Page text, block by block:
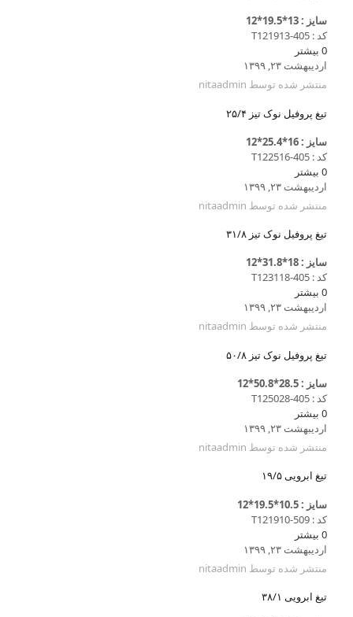
سایز : 13*19.5*12
کد : T121913-405
0 بیشتر
اردیبهشت ۲۳, ۱۳۹۹
منتشر شده توسط nitaadmin
تیغ پروفیل نوک تیز ۲۵/۴
سایز : 16*25.4*12
کد : T122516-405
0 بیشتر
اردیبهشت ۲۳, ۱۳۹۹
منتشر شده توسط nitaadmin
تیغ پروفیل نوک تیز ۳۱/۸
سایز : 18*31.8*12
کد : T123118-405
0 بیشتر
اردیبهشت ۲۳, ۱۳۹۹
منتشر شده توسط nitaadmin
تیغ پروفیل نوک تیز ۵۰/۸
سایز : 28.5*50.8*12
کد : T125028-405
0 بیشتر
اردیبهشت ۲۳, ۱۳۹۹
منتشر شده توسط nitaadmin
تیغ ابرویی ۱۹/۵
سایز : 10.5*19.5*12
کد : T121910-509
0 بیشتر
اردیبهشت ۲۳, ۱۳۹۹
منتشر شده توسط nitaadmin
تیغ ابرویی ۳۸/۱